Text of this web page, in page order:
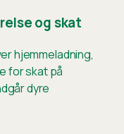
og skat
hjemmeladning,
for skat på
dyre